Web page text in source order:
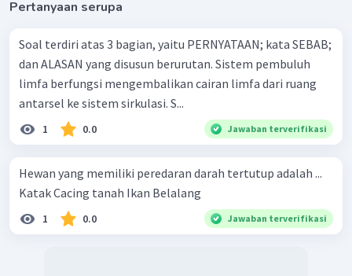
Pertanyaan serupa
Soal terdiri atas 3 bagian, yaitu PERNYATAAN; kata SEBAB;
dan ALASAN yang disusun berurutan. Sistem pembuluh
limfa berfungsi mengembalikan cairan limfa dari ruang
antarsel ke sistem sirkulasi. S...
1 0.0 Jawaban terverifikasi
Hewan yang memiliki peredaran darah tertutup adalah ...
Katak Cacing tanah Ikan Belalang
1 0.0 Jawaban terverifikasi